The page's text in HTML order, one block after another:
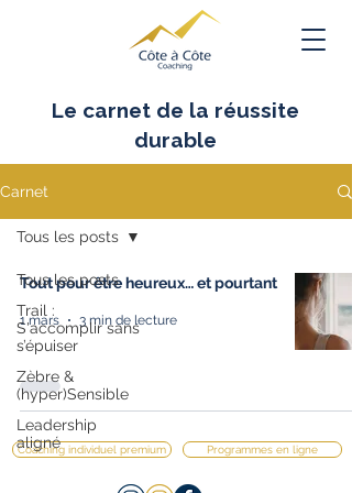
Le carnet de la réussite
durable
Carnet
Tous les posts
Trail :
S'accomplir sans
s’épuiser
Zèbre &
(hyper)Sensible
Leadership
aligné
Tous les posts
Tout pour être heureux… et pourtant
1 mars 3 min de lecture
Coaching individuel premium Programmes en ligne